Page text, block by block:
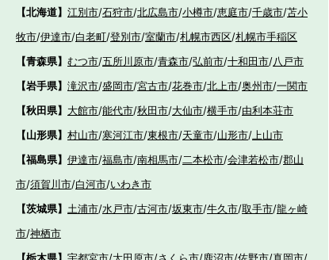
【北海道】 江別市/石狩市/北広島市/小樽市/恵庭市/千歳市/苫小
牧市/伊達市/白老町/登別市/室蘭市/札幌市西区/札幌市手稲区
【青森県】 むつ市/五所川原市/青森市/弘前市/十和田市/八戸市
【岩手県】 滝沢市/盛岡市/宮古市/花巻市/北上市/奥州市/一関市
【秋田県】 大館市/能代市/秋田市/大仙市/横手市/由利本荘市
【山形県】 村山市/寒河江市/東根市/天童市/山形市/ 上山市
【福島県】 伊達市/福島市/南相馬市/二本松市/会津若松市/郡山
市/須賀川市/白河市/いわき市
【茨城県】 土浦市/水戸市/古河市/坂東市/牛久市/取手市/龍ヶ崎
市/神栖市